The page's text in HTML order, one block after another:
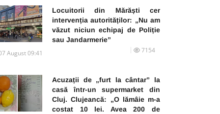
Locuitorii din Mărăști cer
intervenția autorităților: „Nu am
văzut niciun echipaj de Poliție
sau Jandarmerie”
August 09:41 7154
Acuzații de „furt la cântar” la
casă într-un supermarket din
Cluj. Clujeancă: „O lămâie m-a
costat 10 lei. Avea 200 de